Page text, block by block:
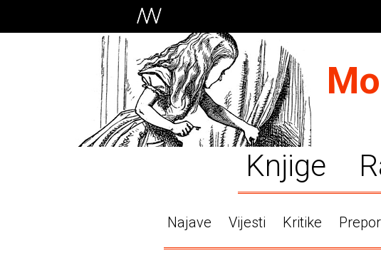
Knjige
Najave Vijesti Kritike